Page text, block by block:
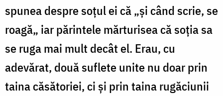
spunea despre soțul ei că „și când scrie, se
roagă„ iar părintele mărturisea că soția sa
se ruga mai mult decât el. Erau, cu
adevărat, două suflete unite nu doar prin
taina căsătoriei, ci și prin taina rugăciunii